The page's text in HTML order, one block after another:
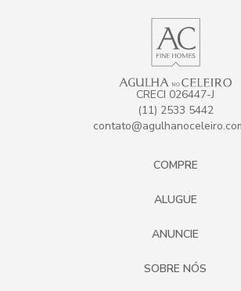
CRECI 026447-J
(11) 2533 5442
COMPRE
ALUGUE
ANUNCIE
SOBRE NÓS